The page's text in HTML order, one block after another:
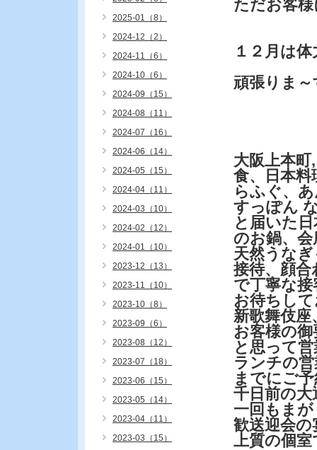
ただお客
１２月は
頑張りま～
大阪上本
食、日本
らふぐ、
すっぽん
と届いた
のお鍋、
天然うな
接待、顔
で丁寧な接
お待ちし
新歌舞伎
お客様の
と思って
ランチの
までにご
千日前の
一回もま
歓送迎会
上質の個
2025-01（8）
2024-12（2）
2024-11（6）
2024-10（6）
2024-09（15）
2024-08（11）
2024-07（16）
2024-06（14）
2024-05（15）
2024-04（11）
2024-03（10）
2024-02（12）
2024-01（10）
2023-12（13）
2023-11（10）
2023-10（8）
2023-09（6）
2023-08（12）
2023-07（18）
2023-06（15）
2023-05（14）
2023-04（11）
2023-03（15）